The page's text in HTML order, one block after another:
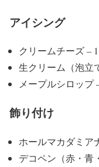
アイシング
クリームチーズ –
生クリーム（泡立
メープルシロップ
飾り付け
ホールマカダミア
デコペン（赤・青